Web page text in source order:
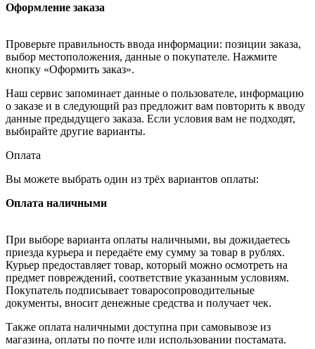
Оформление заказа
Проверьте правильность ввода информации: позиции заказа,
выбор местоположения, данные о покупателе. Нажмите
кнопку «Оформить заказ».
Наш сервис запоминает данные о пользователе, информацию
о заказе и в следующий раз предложит вам повторить к вводу
данные предыдущего заказа. Если условия вам не подходят,
выбирайте другие варианты.
Оплата
Вы можете выбрать один из трёх вариантов оплаты:
Оплата наличными
При выборе варианта оплаты наличными, вы дожидаетесь
приезда курьера и передаёте ему сумму за товар в рублях.
Курьер предоставляет товар, который можно осмотреть на
предмет повреждений, соответствие указанным условиям.
Покупатель подписывает товаросопроводительные
документы, вносит денежные средства и получает чек.
Также оплата наличными доступна при самовывозе из
магазина, оплаты по почте или использовании постамата.